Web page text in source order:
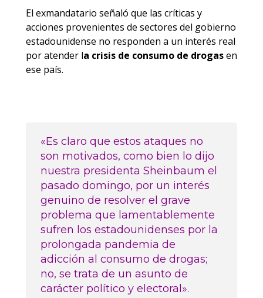
El exmandatario señaló que las críticas y
acciones provenientes de sectores del gobierno
estadounidense no responden a un interés real
por atender la crisis de consumo de drogasen
ese país.
«Es claro que estos ataques no
son motivados, como bien lo dijo
nuestra presidenta Sheinbaum el
pasado domingo, por un interés
genuino de resolver el grave
problema que lamentablemente
sufren los estadounidenses por la
prolongada pandemia de
adicción al consumo de drogas;
no, se trata de un asunto de
carácter político y electoral».